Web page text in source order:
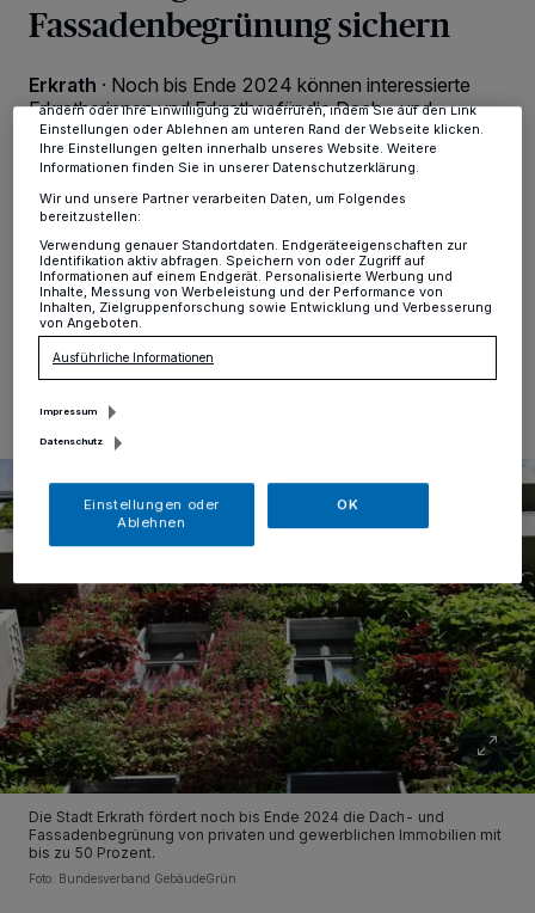
Fassadenbegrünung sichern
Erkrath · Noch bis Ende 2024 können interessierte
Erkratherinnen und Erkrather für die Dach- und
Fassadenbegrünung ihrer privaten sowie gewerblichen
Immobilien eine Förderung erhalten. Wer sich dafür
entscheidet, die Dachfläche oder Fassade des eigenen
Gebäudes naturnah und umweltfreundlich
umzugestalten, kann dabei bis zu fünfzig Prozent der
Kosten sparen.
15.04.2024 , 09:02 Uhr
Die Stadt Erkrath fördert noch bis Ende 2024 die Dach- und
Fassadenbegrünung von privaten und gewerblichen Immobilien mit
bis zu 50 Prozent.
Foto: Bundesverband GebäudeGrün
Tracking-Technologien für die unter „Wir und unsere Partner
verarbeiten Daten, um Ihnen Dienste bereitzustellen“ aufgeführten
dieses Menü jederzeit wieder aufrufen, um Ihre Einstellungen zu
ändern oder Ihre Einwilligung zu widerrufen, indem Sie auf den Link
Einstellungen oder Ablehnen am unteren Rand der Webseite klicken.
Ihre Einstellungen gelten innerhalb unseres Website. Weitere
Informationen finden Sie in unserer Datenschutzerklärung.
Wir und unsere Partner verarbeiten Daten, um Folgendes
bereitzustellen:
Verwendung genauer Standortdaten. Endgeräteeigenschaften zur
Identifikation aktiv abfragen. Speichern von oder Zugriff auf
Informationen auf einem Endgerät. Personalisierte Werbung und
Inhalte, Messung von Werbeleistung und der Performance von
Inhalten, Zielgruppenforschung sowie Entwicklung und Verbesserung
von Angeboten.
Ausführliche Informationen
Impressum
Datenschutz
Einstellungen oder
Ablehnen
OK